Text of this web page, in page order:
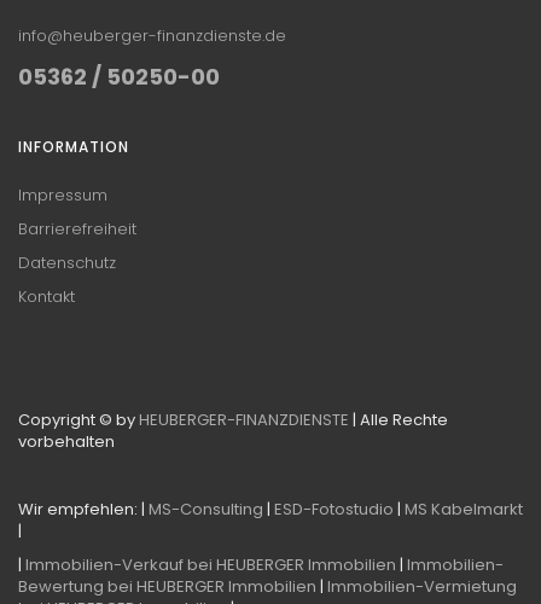
info@heuberger-finanzdienste.de
05362 / 50250-00
INFORMATION
Impressum
Barrierefreiheit
Datenschutz
Kontakt
Copyright © by HEUBERGER-FINANZDIENSTE | Alle Rechte
vorbehalten
Wir empfehlen: | MS-Consulting | ESD-Fotostudio | MS Kabelmarkt
|
| Immobilien-Verkauf bei HEUBERGER Immobilien | Immobilien-
Bewertung bei HEUBERGER Immobilien | Immobilien-Vermietung